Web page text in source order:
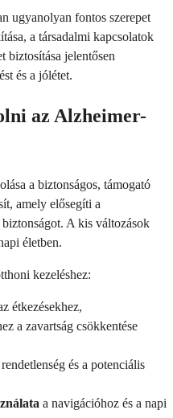
ugyanolyan fontos szerepet
a társadalmi kapcsolatok
biztosítása jelentősen
és a jólétet.
az Alzheimer-
a biztonságos, támogató
amely elősegíti a
A kis változások
életben.
kezeléshez:
étkezésekhez,
a zavartság csökkentése
és a potenciális
a navigációhoz és a napi